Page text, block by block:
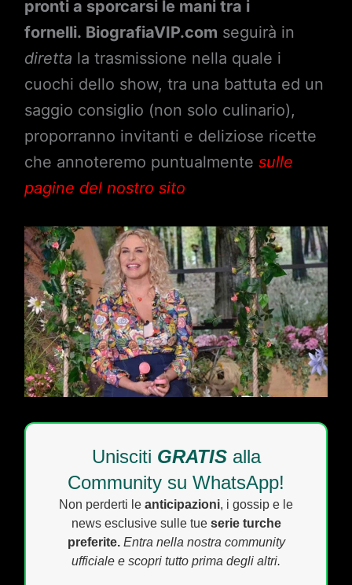
pronti a sporcarsi le mani tra i
fornelli. BiografiaVIP.com seguirà in
diretta la trasmissione nella quale i
cuochi dello show, tra una battuta ed un
saggio consiglio (non solo culinario),
proporranno invitanti e deliziose ricette
che annoteremo puntualmente sulle
pagine del nostro sito
Unisciti GRATISalla
Community su WhatsApp!
Non perderti le anticipazioni, i gossip e le
news esclusive sulle tue serie turche
preferite. Entra nella nostra community
ufficiale e scopri tutto prima degli altri.